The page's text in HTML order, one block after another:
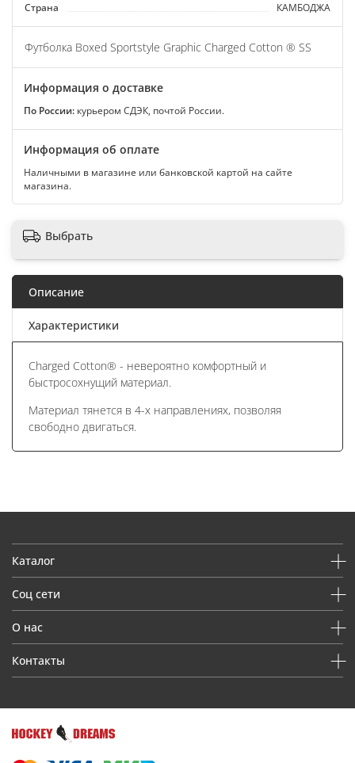
Страна
КАМБОДЖА
Футболка Boxed Sportstyle Graphic Charged Cotton ® SS
Информация о доставке
По России: курьером СДЭК, почтой России.
Информация об оплате
Наличными в магазине или банковской картой на сайте
магазина.
Выбрать
Описание
Характеристики
Charged Cotton® - невероятно комфортный и
быстросохнущий материал.
Материал тянется в 4-х направлениях, позволяя
свободно двигаться.
Каталог
Соц сети
О нас
Контакты